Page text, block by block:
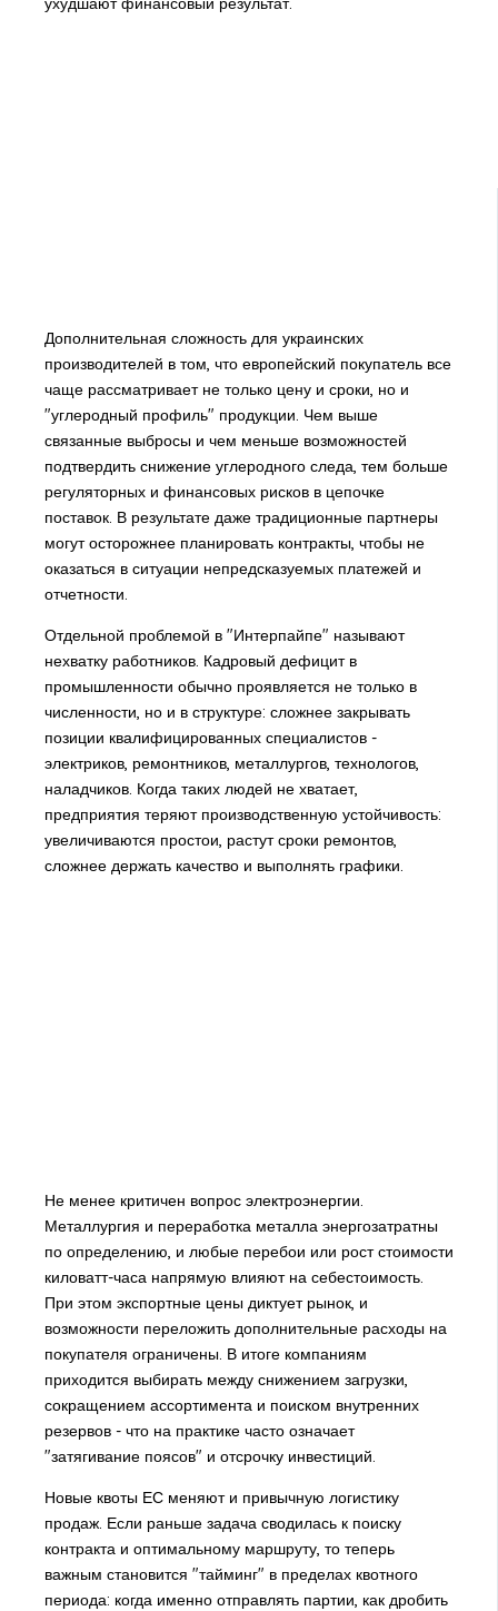
Дополнительная сложность для украинских
производителей в том, что европейский покупатель все
чаще рассматривает не только цену и сроки, но и
"углеродный профиль" продукции. Чем выше
связанные выбросы и чем меньше возможностей
подтвердить снижение углеродного следа, тем больше
регуляторных и финансовых рисков в цепочке
поставок. В результате даже традиционные партнеры
могут осторожнее планировать контракты, чтобы не
оказаться в ситуации непредсказуемых платежей и
отчетности.
Отдельной проблемой в "Интерпайпе" называют
нехватку работников. Кадровый дефицит в
промышленности обычно проявляется не только в
численности, но и в структуре: сложнее закрывать
позиции квалифицированных специалистов -
электриков, ремонтников, металлургов, технологов,
наладчиков. Когда таких людей не хватает,
предприятия теряют производственную устойчивость:
увеличиваются простои, растут сроки ремонтов,
сложнее держать качество и выполнять графики.
Не менее критичен вопрос электроэнергии.
Металлургия и переработка металла энергозатратны
по определению, и любые перебои или рост стоимости
киловатт-часа напрямую влияют на себестоимость.
При этом экспортные цены диктует рынок, и
возможности переложить дополнительные расходы на
покупателя ограничены. В итоге компаниям
приходится выбирать между снижением загрузки,
сокращением ассортимента и поиском внутренних
резервов - что на практике часто означает
"затягивание поясов" и отсрочку инвестиций.
Новые квоты ЕС меняют и привычную логистику
продаж. Если раньше задача сводилась к поиску
контракта и оптимальному маршруту, то теперь
важным становится "тайминг" в пределах квотного
периода: когда именно отправлять партии, как дробить